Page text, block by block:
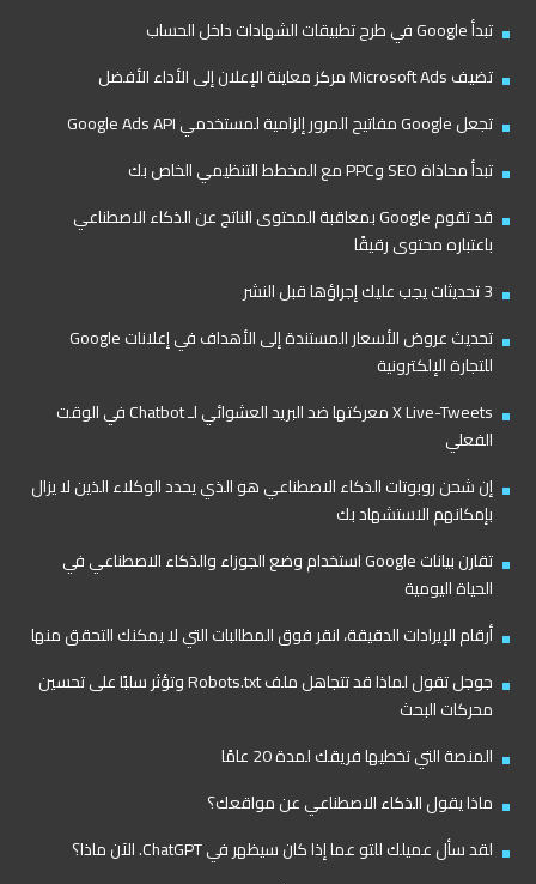
تبدأ Google في طرح تطبيقات الشهادات داخل الحساب
تضيف Microsoft Ads مركز معاينة الإعلان إلى الأداء الأفضل
تجعل Google مفاتيح المرور إلزامية لمستخدمي Google Ads API
تبدأ محاذاة SEO وPPC مع المخطط التنظيمي الخاص بك
قد تقوم Google بمعاقبة المحتوى الناتج عن الذكاء الاصطناعي
باعتباره محتوى رقيقًا
3 تحديثات يجب عليك إجراؤها قبل النشر
تحديث عروض الأسعار المستندة إلى الأهداف في إعلانات Google
للتجارة الإلكترونية
X Live-Tweets معركتها ضد البريد العشوائي لـ Chatbot في الوقت
الفعلي
إن شحن روبوتات الذكاء الاصطناعي هو الذي يحدد الوكلاء الذين لا يزال
بإمكانهم الاستشهاد بك
تقارن بيانات Google استخدام وضع الجوزاء والذكاء الاصطناعي في
الحياة اليومية
أرقام الإيرادات الدقيقة، انقر فوق المطالبات التي لا يمكنك التحقق منها
جوجل تقول لماذا قد تتجاهل ملف Robots.txt وتؤثر سلبًا على تحسين
محركات البحث
المنصة التي تخطيها فريقك لمدة 20 عامًا
ماذا يقول الذكاء الاصطناعي عن مواقعك؟
لقد سأل عميلك للتو عما إذا كان سيظهر في ChatGPT. الآن ماذا؟